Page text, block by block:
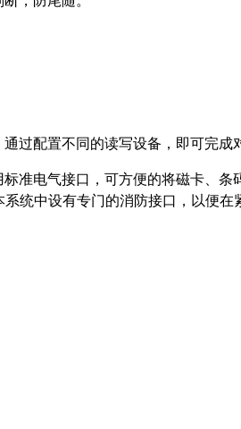
过配置不同的读写设备，即可完成
准电气接口，可方便的将磁卡、
统中设有专门的消防接口，以便